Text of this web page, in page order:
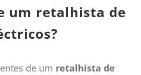
um retalhista de
de um retalhista de